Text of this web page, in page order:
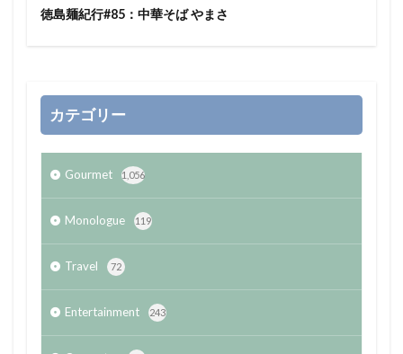
徳島麺紀行#85：中華そば やまさ
カテゴリー
Gourmet 1,056
Monologue 119
Travel 72
Entertainment 243